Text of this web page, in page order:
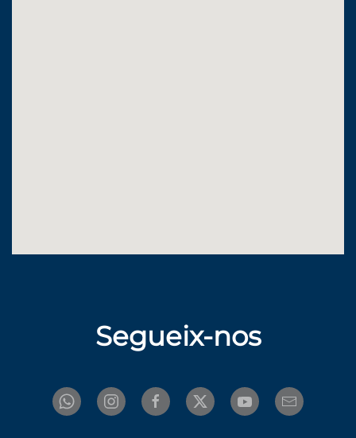
Segueix-nos